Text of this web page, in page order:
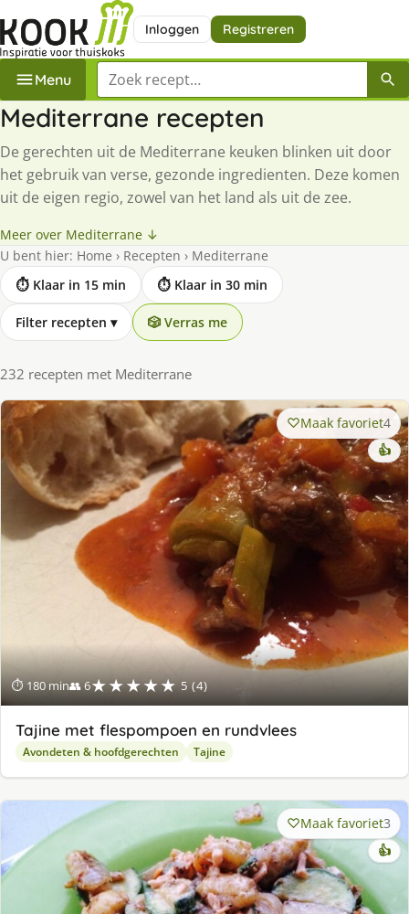
Inloggen Registreren
Menu Zoek een recept
Mediterrane recepten
De gerechten uit de Mediterrane keuken blinken uit door
het gebruik van verse, gezonde ingredienten. Deze komen
uit de eigen regio, zowel van het land als uit de zee.
Meer over Mediterrane ↓
U bent hier: Home › Recepten › Mediterrane
⏱ Klaar in 15 min
⏱ Klaar in 30 min
Filter recepten ▾ 🎲 Verras me
232 recepten met Mediterrane
⏱ 180 min👥 6★★★★★ 5 (4)
Maak favoriet4
👍
Tajine met flespompoen en rundvlees
Avondeten & hoofdgerechten Tajine
Maak favoriet3
👍